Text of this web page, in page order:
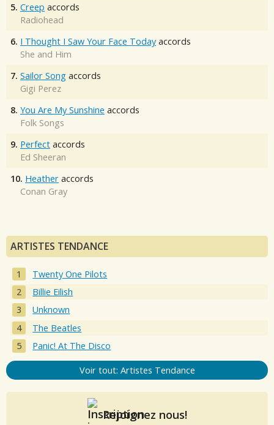
5. Creep accords
Radiohead
6. I Thought I Saw Your Face Today accords
She and Him
7. Sailor Song accords
Gigi Perez
8. You Are My Sunshine accords
Folk Songs
9. Perfect accords
Ed Sheeran
10. Heather accords
Conan Gray
ARTISTES TENDANCE
Twenty One Pilots
Billie Eilish
Unknown
The Beatles
Panic! At The Disco
Voir tout: Artistes Tendance
Rejoignez nous!